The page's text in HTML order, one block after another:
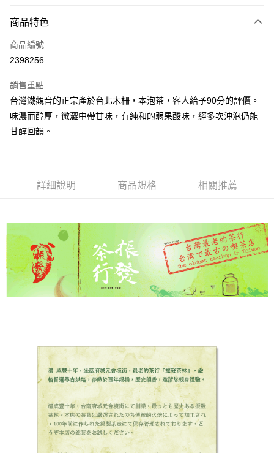
信用卡一次付款
超商取貨付款
Apple Pay
悠遊付
全家付款取貨
7-11付款取貨
每筆NT$60，滿NT$1,000(含以上)免運費
宅配
每筆NT$130，滿NT$1,500(含以上)免運費
商品特色
商品編號
2398256
銷售重點
台灣鐵觀音的正宗產於台北木柵，本泡茶，客人給予90分的評價。
味濃而醇厚，微澀中帶甘味，有純和的弱果酸味，經多次沖泡仍能
甘醇回韻。
詳細說明 商品規格 相關推薦